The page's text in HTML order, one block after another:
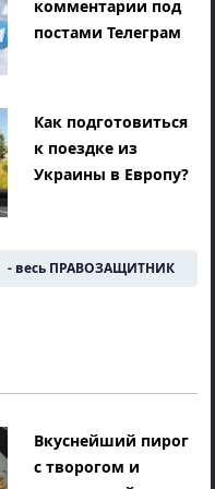
комментарии под
постами Телеграм
Как подготовиться
к поездке из
Украины в Европу?
- весь ПРАВОЗАЩИТНИК
Вкуснейший пирог
с творогом и